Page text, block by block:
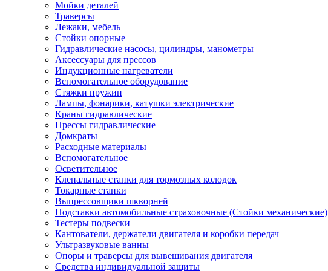
Мойки деталей
Траверсы
Лежаки, мебель
Стойки опорные
Гидравлические насосы, цилиндры, манометры
Аксессуары для прессов
Индукционные нагреватели
Вспомогательное оборудование
Стяжки пружин
Лампы, фонарики, катушки электрические
Краны гидравлические
Прессы гидравлические
Домкраты
Расходные материалы
Вспомогательное
Осветительное
Клепальные станки для тормозных колодок
Токарные станки
Выпрессовщики шкворней
Подставки автомобильные страховочные (Стойки механические)
Тестеры подвески
Кантователи, держатели двигателя и коробки передач
Ультразвуковые ванны
Опоры и траверсы для вывешивания двигателя
Средства индивидуальной защиты